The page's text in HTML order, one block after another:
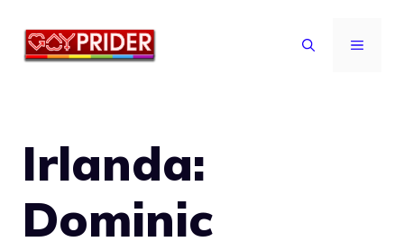
MENU
Irlanda:
Dominic